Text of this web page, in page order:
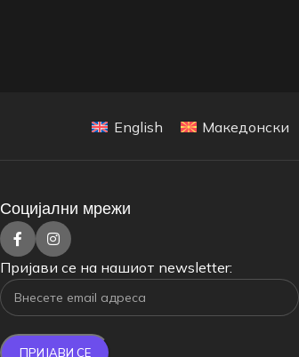
English Македонски
Социјални мрежи
Пријави се на нашиот newsletter: